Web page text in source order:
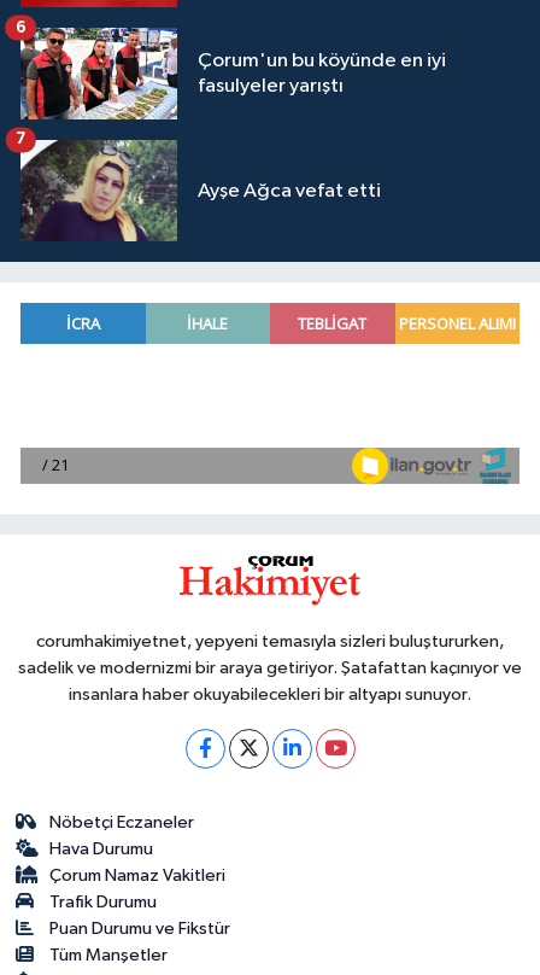
Çorum'un bu köyünde en iyi
fasulyeler yarıştı
6
Ayşe Ağca vefat etti
7
corumhakimiyetnet, yepyeni temasıyla sizleri buluştururken,
sadelik ve modernizmi bir araya getiriyor. Şatafattan kaçınıyor ve
insanlara haber okuyabilecekleri bir altyapı sunuyor.
Nöbetçi Eczaneler
Hava Durumu
Çorum Namaz Vakitleri
Trafik Durumu
Puan Durumu ve Fikstür
Tüm Manşetler